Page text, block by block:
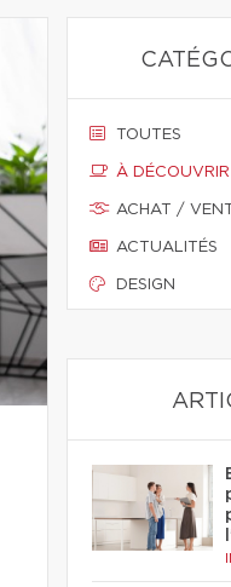
TOUTES
À DÉCOUVRIR
ACHAT /
ACTUALITÉS
DESIGN